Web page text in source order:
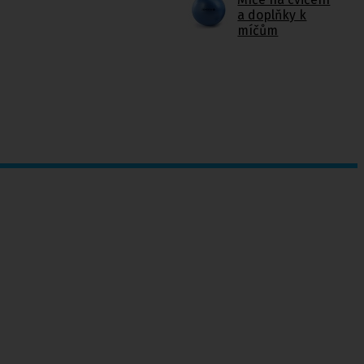
a doplňky k
míčům